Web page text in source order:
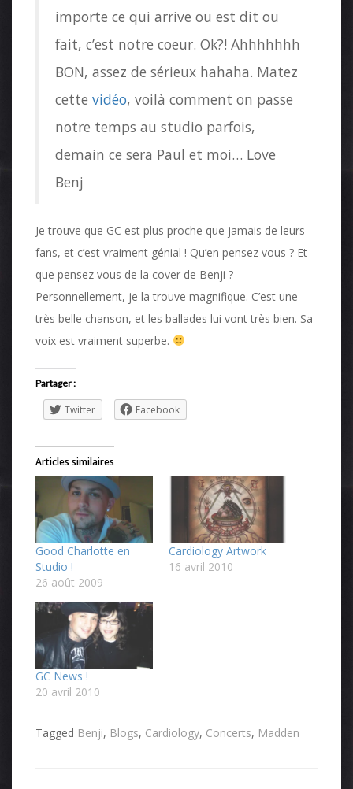
importe ce qui arrive ou est dit ou
fait, c’est notre coeur. Ok?! Ahhhhhhh
BON, assez de sérieux hahaha. Matez
cette vidéo, voilà comment on passe
notre temps au studio parfois,
demain ce sera Paul et moi… Love
Benj
Je trouve que GC est plus proche que jamais de leurs
fans, et c’est vraiment génial ! Qu’en pensez vous ? Et
que pensez vous de la cover de Benji ?
Personnellement, je la trouve magnifique. C’est une
très belle chanson, et les ballades lui vont très bien. Sa
voix est vraiment superbe.
Partager :
Twitter Facebook
Articles similaires
Good Charlotte en
Studio !
26 août 2009
Cardiology Artwork
16 avril 2010
GC News !
20 avril 2010
Tagged Benji, Blogs, Cardiology, Concerts, Madden